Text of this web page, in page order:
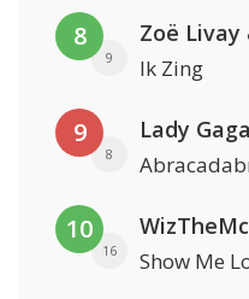
8
9
Zoë Livay
Ik Zing
9
8
Lady Gaga
10
16 Show Me